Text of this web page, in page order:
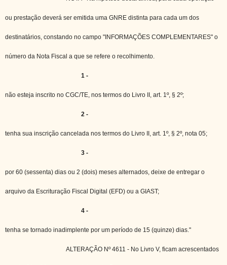
ou prestação deverá ser emitida uma GNRE distinta para cada um dos
destinatários, constando no campo "INFORMAÇÕES COMPLEMENTARES" o
número da Nota Fiscal a que se refere o recolhimento.
1 -
não esteja inscrito no CGC/TE, nos termos do Livro II, art. 1º, § 2º;
2 -
tenha sua inscrição cancelada nos termos do Livro II, art. 1º, § 2º, nota 05;
3 -
por 60 (sessenta) dias ou 2 (dois) meses alternados, deixe de entregar o
arquivo da Escrituração Fiscal Digital (EFD) ou a GIAST;
4 -
tenha se tornado inadimplente por um período de 15 (quinze) dias."
ALTERAÇÃO Nº 4611 - No Livro V, ficam acrescentados